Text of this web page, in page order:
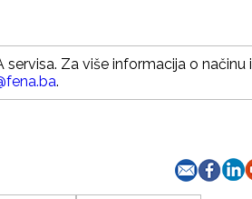
servisa. Za više informacija o načinu i
.